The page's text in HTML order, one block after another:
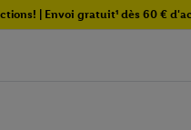
| Envoi gratuit¹ dès 60 €